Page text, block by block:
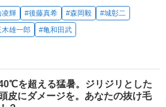
凌輝 #後藤真希 #森岡毅
#城彰二
木雄一郎 #亀和田武
を超える猛暑。ジリジリとした
皮にダメージを。あなたの抜け毛